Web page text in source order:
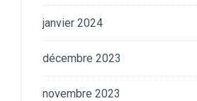
janvier 2024
décembre 2023
novembre 2023